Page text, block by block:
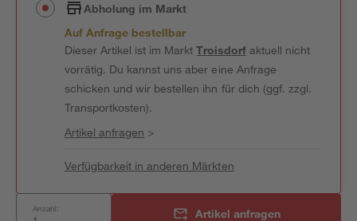
Abholung im Markt
Auf Anfrage bestellbar
Dieser Artikel ist im MarktTroisdorfaktuell nicht
vorrätig. Du kannst uns aber eine Anfrage
schicken und wir bestellen ihn für dich (ggf. zzgl.
Transportkosten).
Artikel anfragen >
Verfügbarkeit in anderen Märkten
Anzahl: Artikel anfragen